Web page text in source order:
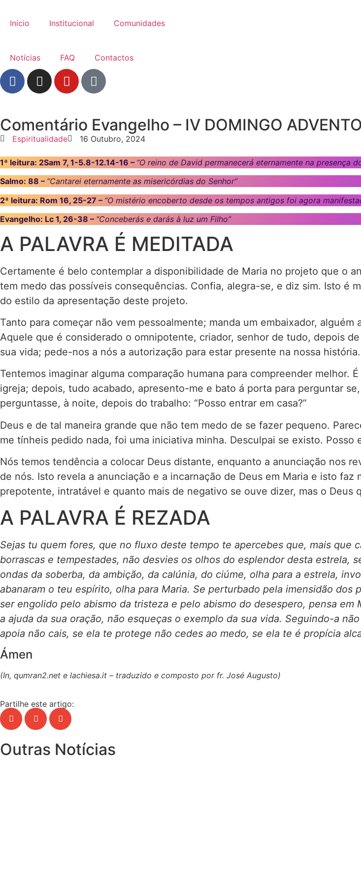
Início Institucional Comunidades
Notícias FAQ Contactos
Comentário Evangelho – IV DOMINGO
Espiritualidade 16 Outubro, 2024
1ª leitura: 2Sam 7, 1-5.8-12.14-16 – “O reino de David permanecerá eternamente na presença
Salmo: 88 – “Cantarei eternamente as misericórdias do Senhor”
2ª leitura: Rom 16, 25-27 – “O mistério encoberto desde os tempos antigos foi agora
Evangelho: Lc 1, 26-38 – “Conceberás e darás à luz um Filho”
A PALAVRA É MEDITADA
Certamente é belo contemplar a disponibilidade de Maria no projeto que o
tem medo das possíveis consequências. Confia, alegra-se, e diz sim. Isto é
do estilo da apresentação deste projeto.
Tanto para começar não vem pessoalmente; manda um embaixador,
Aquele que é considerado o omnipotente, criador, senhor de tudo, depois
sua vida; pede-nos a nós a autorização para estar presente na nossa
Tentemos imaginar alguma comparação humana para compreender melhor.
igreja; depois, tudo acabado, apresento-me e bato á porta para perguntar
perguntasse, à noite, depois do trabalho: “Posso entrar em casa?”
Deus e de tal maneira grande que não tem medo de se fazer pequeno.
me tínheis pedido nada, foi uma iniciativa minha. Desculpai se existo. Posso
Nós temos tendência a colocar Deus distante, enquanto a anunciação nos
de nós. Isto revela a anunciação e a incarnação de Deus em Maria e isto
prepotente, intratável e quanto mais de negativo se ouve dizer, mas o Deus
A PALAVRA É REZADA
Sejas tu quem fores, que no fluxo deste tempo te apercebes que, mais que
borrascas e tempestades, não desvies os olhos do esplendor desta estrela,
ondas da soberba, da ambição, da calúnia, do ciúme, olha para a estrela,
abanaram o teu espírito, olha para Maria. Se perturbado pela imensidão
ser engolido pelo abismo da tristeza e pelo abismo do desespero, pensa
a ajuda da sua oração, não esqueças o exemplo da sua vida. Seguindo-a
apoia não cais, se ela te protege não cedes ao medo, se ela te é propícia
Ámen
(In, qumran2.net e lachiesa.it – traduzido e composto por fr. José Augusto)
Partilhe este artigo:
Outras Notícias